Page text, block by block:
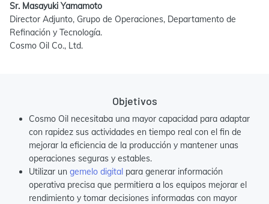
Sr. Masayuki Yamamoto
Director Adjunto, Grupo de Operaciones, Departamento de
Refinación y Tecnología.
Cosmo Oil Co., Ltd.
Objetivos
Cosmo Oil necesitaba una mayor capacidad para adaptar
con rapidez sus actividades en tiempo real con el fin de
mejorar la eficiencia de la producción y mantener unas
operaciones seguras y estables.
Utilizar un gemelo digital para generar información
operativa precisa que permitiera a los equipos mejorar el
rendimiento y tomar decisiones informadas con mayor